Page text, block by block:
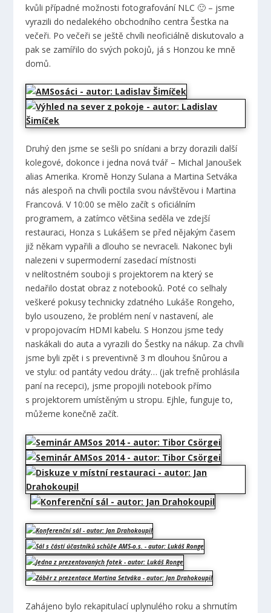
kvůli případné možnosti fotografování NLC 🙂 – jsme
vyrazili do nedalekého obchodního centra Šestka na
večeři. Po večeři se ještě chvíli neoficiálně diskutovalo a
pak se zamířilo do svých pokojů, já s Honzou ke mně
domů.
Druhý den jsme se sešli po snídani a brzy dorazili další
kolegové, dokonce i jedna nová tvář – Michal Janoušek
alias Amerika. Kromě Honzy Sulana a Martina Setváka
nás alespoň na chvíli poctila svou návštěvou i Martina
Francová. V 10:00 se mělo začít s oficiálním
programem, a zatímco většina seděla ve zdejší
restauraci, Honza s Lukášem se před nějakým časem
již někam vypařili a dlouho se nevraceli. Nakonec byli
nalezeni v supermoderní zasedací místnosti
v nelítostném souboji s projektorem na který se
nedařilo dostat obraz z notebooků. Poté co selhaly
veškeré pokusy technicky zdatného Lukáše Rongeho,
bylo usouzeno, že problém není v nastavení, ale
v propojovacím HDMI kabelu. S Honzou jsme tedy
naskákali do auta a vyrazili do Šestky na nákup. Za chvíli
jsme byli zpět i s preventivně 3 m dlouhou šnůrou a
ve stylu: od pantáty vedou dráty… (jak trefně prohlásila
paní na recepci), jsme propojili notebook přímo
s projektorem umístěným u stropu. Ejhle, funguje to,
můžeme konečně začít.
Zahájeno bylo rekapitulací uplynulého roku a shrnutím